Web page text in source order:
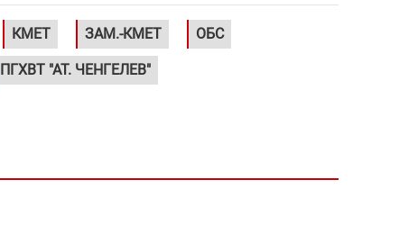
КМЕТ ЗАМ.-КМЕТ ОБС
ПГХВТ "АТ. ЧЕНГЕЛЕВ"